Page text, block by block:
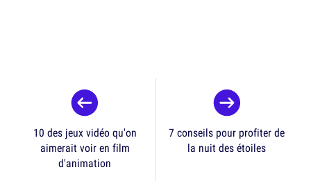
10 des jeux vidéo qu'on
aimerait voir en film
d'animation
7 conseils pour profiter de
la nuit des étoiles